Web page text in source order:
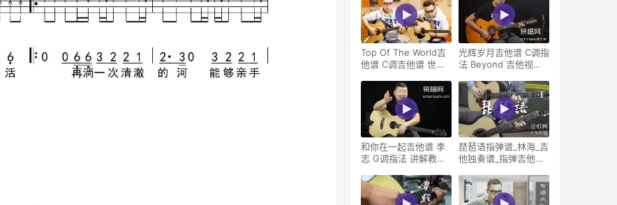
Top Of The World吉
他谱 C调吉他谱 世界
光辉岁月吉他谱 C调指
法 Beyond 吉他视频
和你在一起吉他谱 李
志 G调指法 讲解教学
琵琶语指弹谱_林海_吉
他独奏谱_指弹吉他教